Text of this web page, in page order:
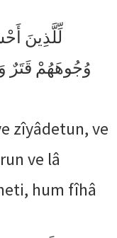
لِّلَّذِينَ
وُجُوهَهُمْ قَتَرٌ
zîyâdetun, ve
ve lâ
hum fîhâ